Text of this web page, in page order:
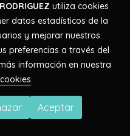
utiliza cookies
datos estadísticos de la
y mejorar nuestros
preferencias a través del
información en nuestra
.
Aceptar